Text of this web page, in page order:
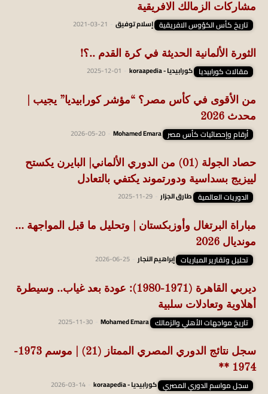
مشاركات الزمالك الافريقية
تاريخ كأس الكؤوس الافريقية إسلام توفيق 2021-03-21
الثورة الألمانية الحديثة في كرة القدم ..؟!
مقالات كورابيديا كورابيديا - koraapedia 2025-12-01
من الأقوى في كأس مصر؟ “مؤشر كورابيديا” يجيب |
محدث 2026
أرقام وإحصائيات كأس مصر Mohamed Emara
2026-05-20
حصاد الجولة (01) من الدوري الألماني| البايرن يكستح
لييزيج بسداسية ودورتموند يكتفي بالتعادل
الدوريات العالمية طارق الجزار 2025-11-29
مباراة البرتغال وأوزبكستان | وتحليل ما قبل المواجهة …
مونديال 2026
تحليل وتقارير المباريات إبراهيم النجار 2026-06-25
ديربي القاهرة (1971-1980): عودة بعد غياب.. وسيطرة
أهلاوية وتعادلات سلبية
تاريخ مواجهات الأهلي والزمالك Mohamed Emara
2025-11-30
سجل نتائج الدوري المصري الممتاز (21) | موسم 1973-
1974 **
سجل مواسم الدوري المصري كورابيديا - koraapedia 2026-03-14